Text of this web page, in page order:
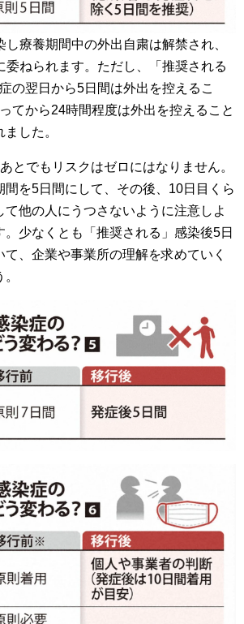
し療養期間中の外出自粛は解禁され、
委ねられます。ただし、「推奨される
の翌日から5日間は外出を控えるこ
てから24時間程度は外出を控えること
した。
とでもリスクはゼロにはなりません。
間を5日間にして、その後、10日目くら
て他の人にうつさないように注意しよ
。少なくとも「推奨される」感染後5日
て、企業や事業所の理解を求めていく